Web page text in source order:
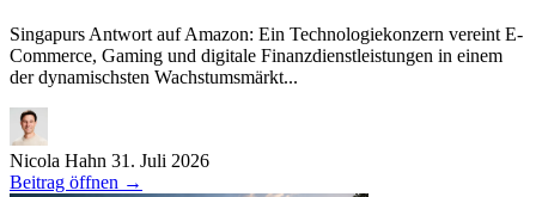
Singapurs Antwort auf Amazon: Ein Technologiekonzern vereint E-
Commerce, Gaming und digitale Finanzdienstleistungen in einem
der dynamischsten Wachstumsmärkt...
Nicola Hahn 31. Juli 2026
Beitrag öffnen →